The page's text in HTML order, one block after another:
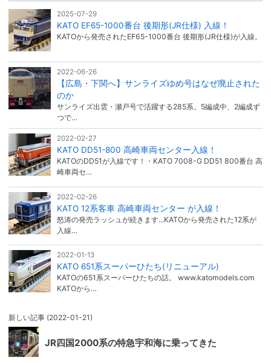
2025-07-29
KATO EF65-1000番台 後期形(JR仕様) 入線！
KATOから発売されたEF65-1000番台 後期形(JR仕様)が入線。
2022-06-26
【広島・下関へ】サンライズゆめ号はなぜ廃止された
のか
サンライズ出雲・瀬戸号で活躍する285系。5編成中、2編成ず
つで…
2022-02-27
KATO DD51-800 高崎車両センター入線！
KATOのDD51が入線です！・KATO 7008-G DD51 800番台 高
崎車両セ…
2022-02-26
KATO 12系客車 高崎車両センター が入線！
怒涛の発売ラッシュが続きます...KATOから発売された12系が
入線…
2022-01-13
KATO 651系スーパーひたち(リニューアル)
KATOの651系スーパーひたちの話。 www.katomodels.com
KATOから…
新しい記事 (2022-01-21)
JR四国2000系の特急宇和海に乗ってきた